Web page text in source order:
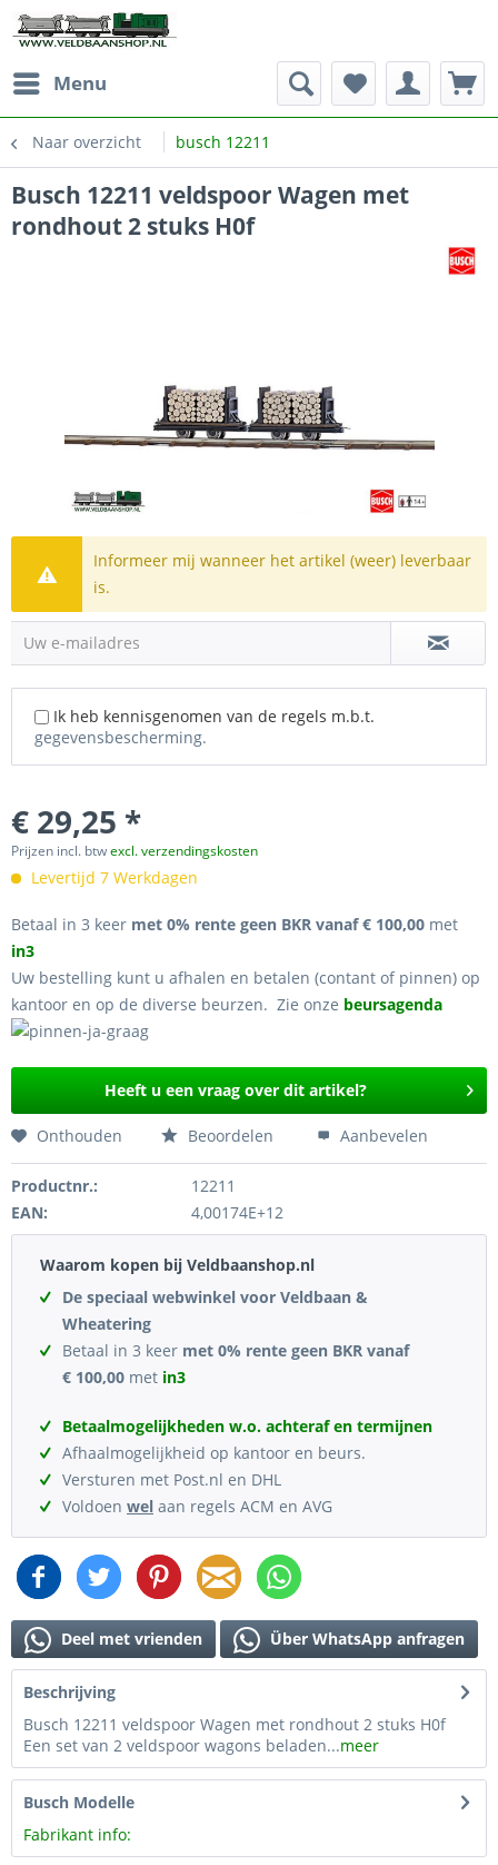
Menu
Naar overzicht busch 12211
Busch 12211 veldspoor Wagen met
rondhout 2 stuks H0f
Informeer mij wanneer het artikel (weer) leverbaar
is.
Uw e-mailadres
Ik heb kennisgenomen van de regels m.b.t.
gegevensbescherming.
€ 29,25 *
Prijzen incl. btwexcl. verzendingskosten
Levertijd 7 Werkdagen
Betaal in 3 keer met 0% rente geen BKR vanaf € 100,00 met
in3
Uw bestelling kunt u afhalen en betalen (contant of pinnen) op
kantoor en op de diverse beurzen. Zie onze beursagenda
Heeft u een vraag over dit artikel?
Onthouden Beoordelen Aanbevelen
Productnr.:
12211
EAN:
4,00174E+12
Waarom kopen bij Veldbaanshop.nl
De speciaal webwinkel voor Veldbaan &
Wheatering
Betaal in 3 keer met 0% rente geen BKR vanaf
€ 100,00 met in3
Betaalmogelijkheden w.o. achteraf en termijnen
Afhaalmogelijkheid op kantoor en beurs.
Versturen met Post.nl en DHL
Voldoen wel aan regels ACM en AVG
Deel met vrienden Über WhatsApp anfragen
Beschrijving
Busch 12211 veldspoor Wagen met rondhout 2 stuks H0f
Een set van 2 veldspoor wagons beladen...meer
Busch Modelle
Fabrikant info: